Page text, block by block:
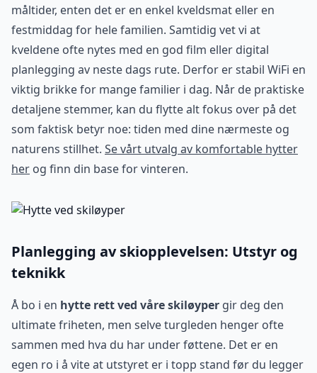
måltider, enten det er en enkel kveldsmat eller en
festmiddag for hele familien. Samtidig vet vi at
kveldene ofte nytes med en god film eller digital
planlegging av neste dags rute. Derfor er stabil WiFi en
viktig brikke for mange familier i dag. Når de praktiske
detaljene stemmer, kan du flytte alt fokus over på det
som faktisk betyr noe: tiden med dine nærmeste og
naturens stillhet. Se vårt utvalg av komfortable hytter
her og finn din base for vinteren.
Planlegging av skiopplevelsen: Utstyr og
teknikk
Å bo i en hytte rett ved våre skiløyper gir deg den
ultimate friheten, men selve turgleden henger ofte
sammen med hva du har under føttene. Det er en
egen ro i å vite at utstyret er i topp stand før du legger